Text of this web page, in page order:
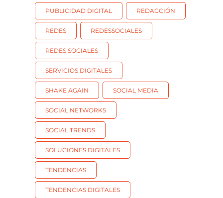
PUBLICIDAD DIGITAL REDACCIÓN
REDES REDESSOCIALES
REDES SOCIALES
SERVICIOS DIGITALES
SHAKE AGAIN SOCIAL MEDIA
SOCIAL NETWORKS
SOCIAL TRENDS
SOLUCIONES DIGITALES
TENDENCIAS
TENDENCIAS DIGITALES